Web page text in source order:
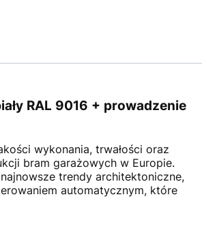
RAL 9016 + prowadzenie
wykonania, trwałości oraz
bram garażowych w Europie.
trendy architektoniczne,
automatycznym, które